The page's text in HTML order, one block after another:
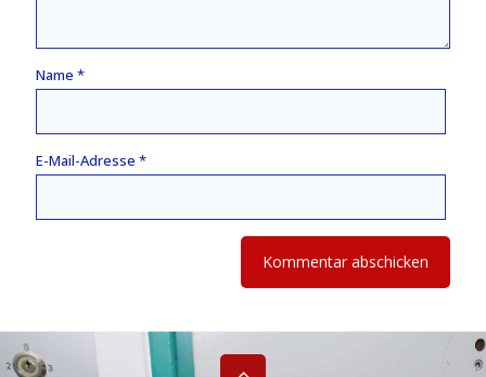
Name *
E-Mail-Adresse *